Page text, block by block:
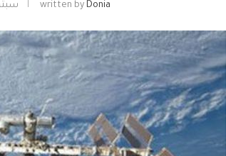
written by Donia سبتمبر